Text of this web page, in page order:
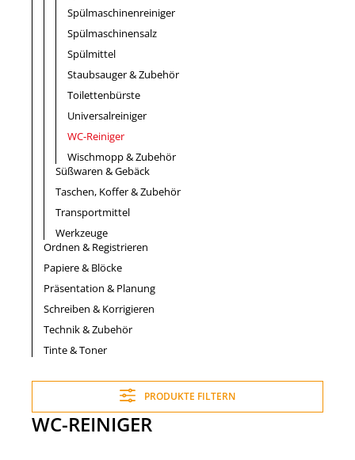
Spülmaschinenreiniger
Spülmaschinensalz
Spülmittel
Staubsauger & Zubehör
Toilettenbürste
Universalreiniger
WC-Reiniger
Wischmopp & Zubehör
Süßwaren & Gebäck
Taschen, Koffer & Zubehör
Transportmittel
Werkzeuge
Ordnen & Registrieren
Papiere & Blöcke
Präsentation & Planung
Schreiben & Korrigieren
Technik & Zubehör
Tinte & Toner
PRODUKTE FILTERN
WC-REINIGER